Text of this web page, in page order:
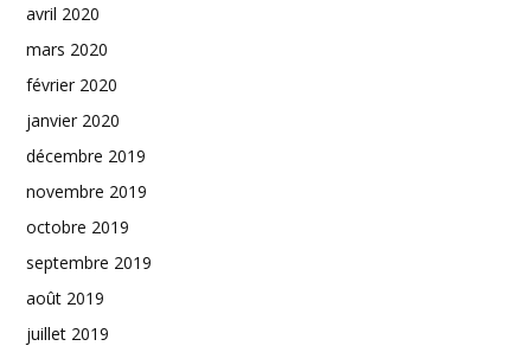
avril 2020
mars 2020
février 2020
janvier 2020
décembre 2019
novembre 2019
octobre 2019
septembre 2019
août 2019
juillet 2019